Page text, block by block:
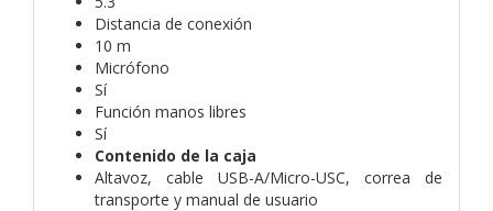
Distancia de conexión
10 m
Micrófono
Sí
Función manos libres
Sí
Contenido de la caja
Altavoz, cable USB-A/Micro-USC, correa de
transporte y manual de usuario